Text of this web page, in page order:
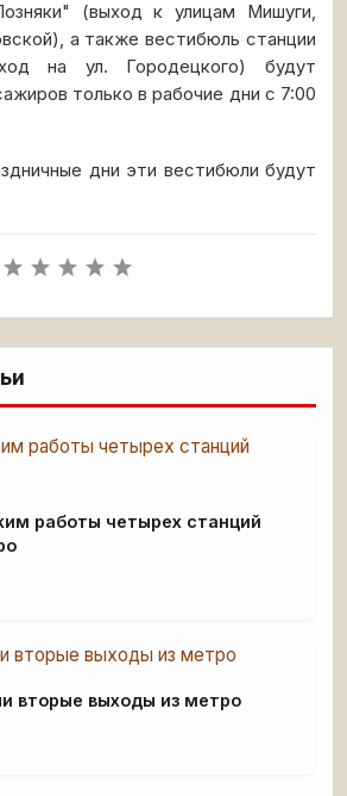
(выход к улицам Мишуги,
а также вестибюль станции
на ул. Городецкого) будут
только в рабочие дни с 7:00
дни эти вестибюли будут
работы четырех станций
вторые выходы из метро